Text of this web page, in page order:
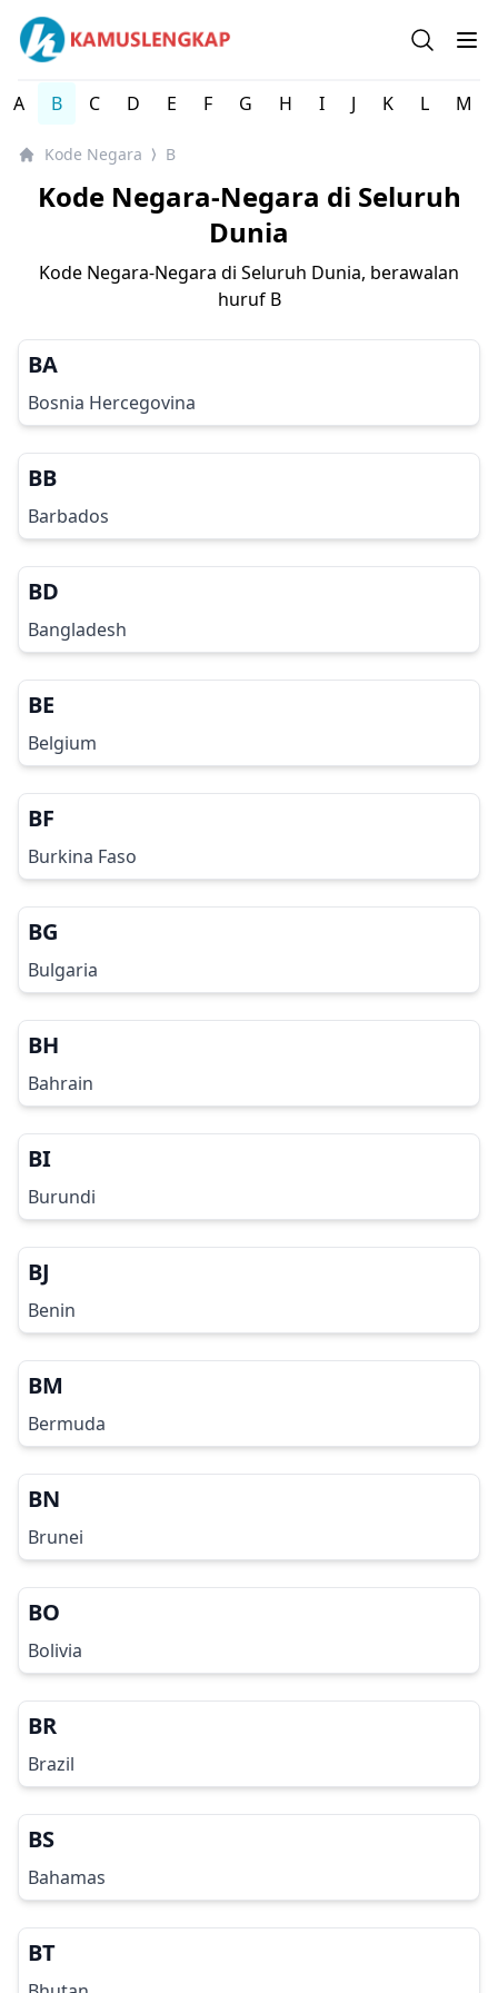
Kode Negara-Negara di Seluruh Dunia
Open
A B C D E F G H I J K L M
Kode Negara ⟩ B
Kode Negara-Negara di Seluruh
Dunia
Kode Negara-Negara di Seluruh Dunia, berawalan
huruf B
BA
Bosnia Hercegovina
BB
Barbados
BD
Bangladesh
BE
Belgium
BF
Burkina Faso
BG
Bulgaria
BH
Bahrain
BI
Burundi
BJ
Benin
BM
Bermuda
BN
Brunei
BO
Bolivia
BR
Brazil
BS
Bahamas
BT